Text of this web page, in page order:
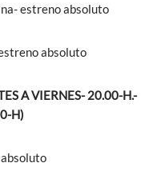
estreno absoluto
absoluto
A VIERNES- 20.00-H.-
H)